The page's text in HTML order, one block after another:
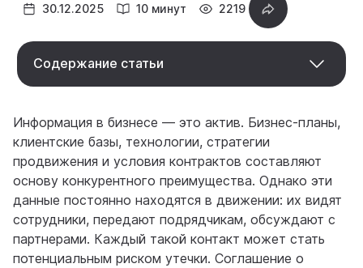
30.12.2025 10 минут 2219
Содержание статьи
Информация в бизнесе — это актив. Бизнес-планы,
клиентские базы, технологии, стратегии
продвижения и условия контрактов составляют
основу конкурентного преимущества. Однако эти
данные постоянно находятся в движении: их видят
сотрудники, передают подрядчикам, обсуждают с
партнерами. Каждый такой контакт может стать
потенциальным риском утечки. Соглашение о